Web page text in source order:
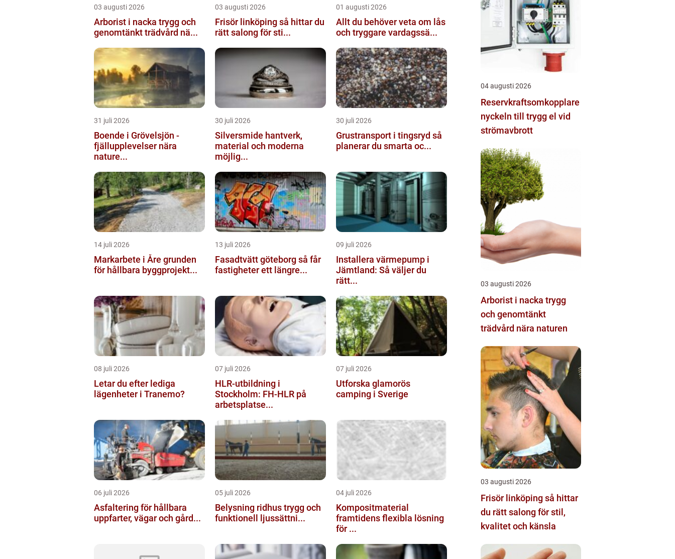
03 augusti 2026
Arborist i nacka trygg och
genomtänkt trädvård nä...
03 augusti 2026
Frisör linköping så hittar du
rätt salong för sti...
01 augusti 2026
Allt du behöver veta om lås
och tryggare vardagssä...
31 juli 2026
Boende i Grövelsjön -
fjällupplevelser nära
nature...
30 juli 2026
Silversmide hantverk,
material och moderna
möjlig...
30 juli 2026
Grustransport i tingsryd så
planerar du smarta oc...
14 juli 2026
Markarbete i Åre grunden
för hållbara byggprojekt...
13 juli 2026
Fasadtvätt göteborg så får
fastigheter ett längre...
09 juli 2026
Installera värmepump i
Jämtland: Så väljer du
rätt...
08 juli 2026
Letar du efter lediga
lägenheter i Tranemo?
07 juli 2026
HLR-utbildning i
Stockholm: FH-HLR på
arbetsplatse...
07 juli 2026
Utforska glamorös
camping i Sverige
06 juli 2026
Asfaltering för hållbara
uppfarter, vägar och gård...
05 juli 2026
Belysning ridhus trygg och
funktionell ljussättni...
04 juli 2026
Kompositmaterial
framtidens flexibla lösning
för ...
04 augusti 2026
Reservkraftsomkopplare
nyckeln till trygg el vid
strömavbrott
03 augusti 2026
Arborist i nacka trygg
och genomtänkt
trädvård nära naturen
03 augusti 2026
Frisör linköping så hittar
du rätt salong för stil,
kvalitet och känsla